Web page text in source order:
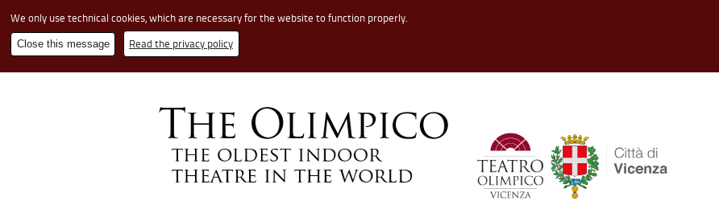
We only use technical cookies, which are necessary for the website to function properly.
Close this message Read the privacy policy